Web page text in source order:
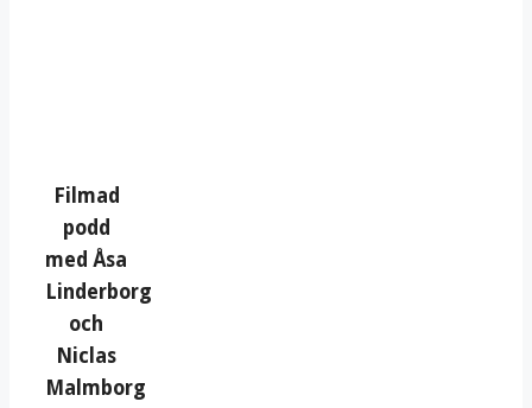
Filmad
podd
med Åsa
Linderborg
och
Niclas
Malmborg